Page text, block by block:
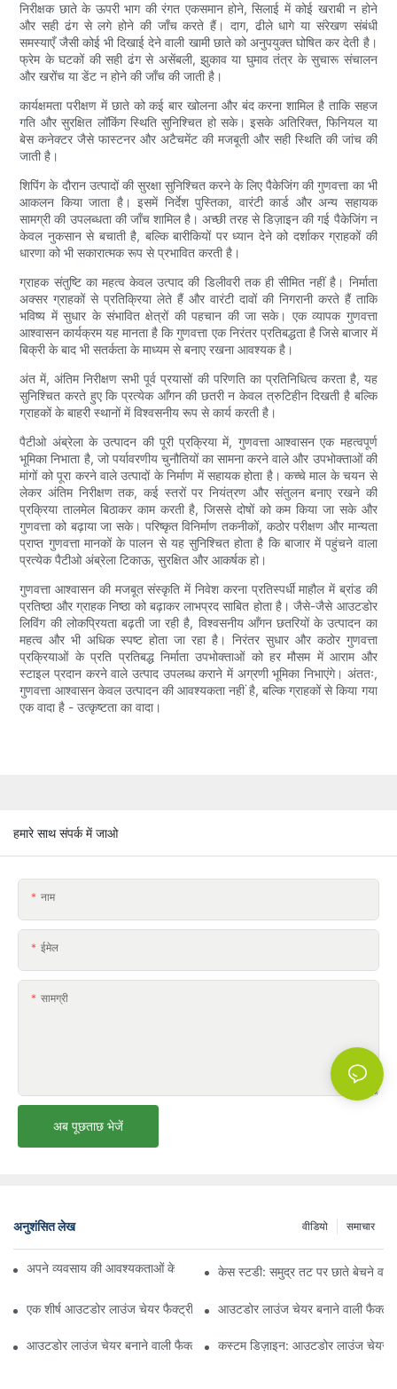
निरीक्षक छाते के ऊपरी भाग की रंगत एकसमान होने, सिलाई में कोई खराबी न होने
और सही ढंग से लगे होने की जाँच करते हैं। दाग, ढीले धागे या संरेखण संबंधी
समस्याएँ जैसी कोई भी दिखाई देने वाली खामी छाते को अनुपयुक्त घोषित कर देती है।
फ्रेम के घटकों की सही ढंग से असेंबली, झुकाव या घुमाव तंत्र के सुचारू संचालन
और खरोंच या डेंट न होने की जाँच की जाती है।
कार्यक्षमता परीक्षण में छाते को कई बार खोलना और बंद करना शामिल है ताकि सहज
गति और सुरक्षित लॉकिंग स्थिति सुनिश्चित हो सके। इसके अतिरिक्त, फिनियल या
बेस कनेक्टर जैसे फास्टनर और अटैचमेंट की मजबूती और सही स्थिति की जांच की
जाती है।
शिपिंग के दौरान उत्पादों की सुरक्षा सुनिश्चित करने के लिए पैकेजिंग की गुणवत्ता का भी
आकलन किया जाता है। इसमें निर्देश पुस्तिका, वारंटी कार्ड और अन्य सहायक
सामग्री की उपलब्धता की जाँच शामिल है। अच्छी तरह से डिज़ाइन की गई पैकेजिंग न
केवल नुकसान से बचाती है, बल्कि बारीकियों पर ध्यान देने को दर्शाकर ग्राहकों की
धारणा को भी सकारात्मक रूप से प्रभावित करती है।
ग्राहक संतुष्टि का महत्व केवल उत्पाद की डिलीवरी तक ही सीमित नहीं है। निर्माता
अक्सर ग्राहकों से प्रतिक्रिया लेते हैं और वारंटी दावों की निगरानी करते हैं ताकि
भविष्य में सुधार के संभावित क्षेत्रों की पहचान की जा सके। एक व्यापक गुणवत्ता
आश्वासन कार्यक्रम यह मानता है कि गुणवत्ता एक निरंतर प्रतिबद्धता है जिसे बाजार में
बिक्री के बाद भी सतर्कता के माध्यम से बनाए रखना आवश्यक है।
अंत में, अंतिम निरीक्षण सभी पूर्व प्रयासों की परिणति का प्रतिनिधित्व करता है, यह
सुनिश्चित करते हुए कि प्रत्येक आँगन की छतरी न केवल त्रुटिहीन दिखती है बल्कि
ग्राहकों के बाहरी स्थानों में विश्वसनीय रूप से कार्य करती है।
पैटीओ अंब्रेला के उत्पादन की पूरी प्रक्रिया में, गुणवत्ता आश्वासन एक महत्वपूर्ण
भूमिका निभाता है, जो पर्यावरणीय चुनौतियों का सामना करने वाले और उपभोक्ताओं की
मांगों को पूरा करने वाले उत्पादों के निर्माण में सहायक होता है। कच्चे माल के चयन से
लेकर अंतिम निरीक्षण तक, कई स्तरों पर नियंत्रण और संतुलन बनाए रखने की
प्रक्रिया तालमेल बिठाकर काम करती है, जिससे दोषों को कम किया जा सके और
गुणवत्ता को बढ़ाया जा सके। परिष्कृत विनिर्माण तकनीकों, कठोर परीक्षण और मान्यता
प्राप्त गुणवत्ता मानकों के पालन से यह सुनिश्चित होता है कि बाजार में पहुंचने वाला
प्रत्येक पैटीओ अंब्रेला टिकाऊ, सुरक्षित और आकर्षक हो।
गुणवत्ता आश्वासन की मजबूत संस्कृति में निवेश करना प्रतिस्पर्धी माहौल में ब्रांड की
प्रतिष्ठा और ग्राहक निष्ठा को बढ़ाकर लाभप्रद साबित होता है। जैसे-जैसे आउटडोर
लिविंग की लोकप्रियता बढ़ती जा रही है, विश्वसनीय आँगन छतरियों के उत्पादन का
महत्व और भी अधिक स्पष्ट होता जा रहा है। निरंतर सुधार और कठोर गुणवत्ता
प्रक्रियाओं के प्रति प्रतिबद्ध निर्माता उपभोक्ताओं को हर मौसम में आराम और
स्टाइल प्रदान करने वाले उत्पाद उपलब्ध कराने में अग्रणी भूमिका निभाएंगे। अंततः,
गुणवत्ता आश्वासन केवल उत्पादन की आवश्यकता नहीं है, बल्कि ग्राहकों से किया गया
एक वादा है - उत्कृष्टता का वादा।
हमारे साथ संपर्क में जाओ
नाम
ईमेल
सामग्री
अब पूछताछ भेजें
अनुशंसित लेख समाचार
वीडियो
अपने व्यवसाय की आवश्यकताओं के लिए सही बीच अम्ब्रेला वितरक ढूँढना
केस स्टडी: समुद्र तट पर छाते बेचने
एक शीर्ष आउटडोर लाउंज चेयर फैक्ट्री से क्या उम्मीद करेंआउटडोर लाउंज चेयर बनाने वाली
आउटडोर लाउंज चेयर बनाने वाली फैक्ट्री की गुणवत्ता का मूल्यांकन कैसे करें
कस्टम डिज़ाइन: आउटडोर लाउंज चेयर